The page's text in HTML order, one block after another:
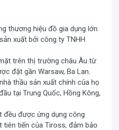
thương hiệu đồ gia dụng lớn
xuất bởi công ty TNHH
trên thị trường châu Âu từ
đặt gần Warsaw, Ba Lan.
thầu sản xuất chính của họ
tại Trung Quốc, Hồng Kông,
đều được ứng dụng công
tiên tiến của Tiross, đảm bảo